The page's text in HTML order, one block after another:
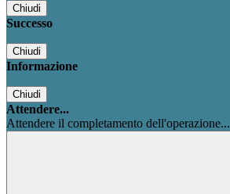
Chiudi
Successo
Chiudi
Informazione
Chiudi
Attendere...
Attendere il completamento dell'operazione...